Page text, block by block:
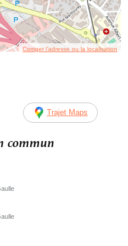
Corriger l’adresse ou la localisation
Trajet Maps
commun